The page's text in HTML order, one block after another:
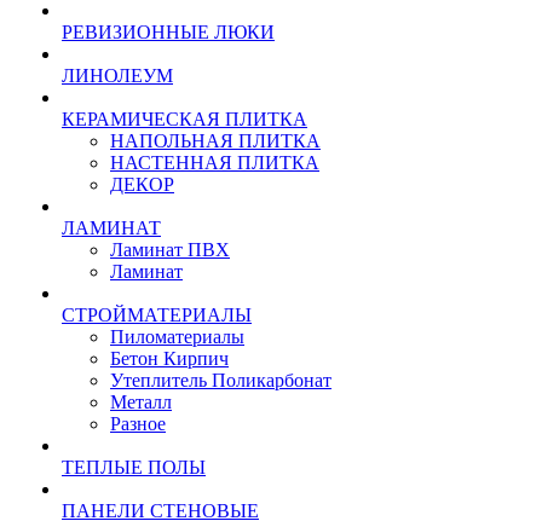
РЕВИЗИОННЫЕ ЛЮКИ
ЛИНОЛЕУМ
КЕРАМИЧЕСКАЯ ПЛИТКА
НАПОЛЬНАЯ ПЛИТКА
НАСТЕННАЯ ПЛИТКА
ДЕКОР
ЛАМИНАТ
Ламинат ПВХ
Ламинат
СТРОЙМАТЕРИАЛЫ
Пиломатериалы
Бетон Кирпич
Утеплитель Поликарбонат
Металл
Разное
ТЕПЛЫЕ ПОЛЫ
ПАНЕЛИ СТЕНОВЫЕ